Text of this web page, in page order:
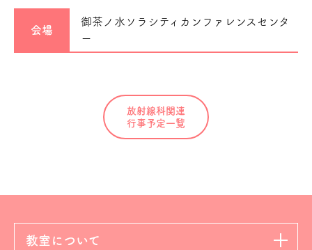
会場
御茶ノ水ソラシティカンファレンスセンタ
ー
放射線科関連
行事予定一覧
教室について